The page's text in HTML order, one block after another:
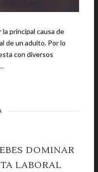
principal causa de
adulto. Por lo
con diversos
DOMINAR
LABORAL